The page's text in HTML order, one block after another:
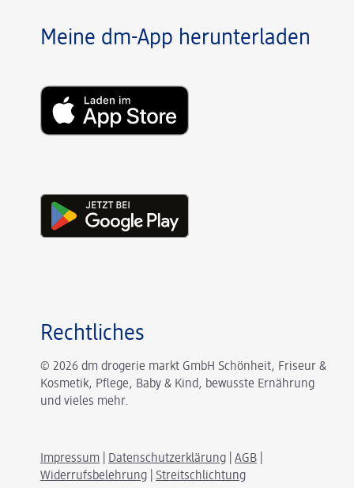
Meine dm-App herunterladen
Rechtliches
© 2026 dm drogerie markt GmbH Schönheit, Friseur &
Kosmetik, Pflege, Baby & Kind, bewusste Ernährung
und vieles mehr.
Impressum Datenschutzerklärung AGB
Widerrufsbelehrung
Streitschlichtung